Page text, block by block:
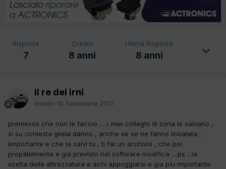
Risposte
7
Creato
8 anni
Ultima Risposta
8 anni
il re dei irni
Inviato 10 Settembre 2017
premesso che non le faccio .....i miei colleghi di zona le salvano ,
si su richiesta gliela danno , anche se se ne fanno linsalata ,
limportante e che la salvi tu , ti fai un archivio , che poi
propabilmente e gia previsto nel software modifica ....ps :..la
scelta delle attrezzatura e achi appoggiarsi e gia piu importante